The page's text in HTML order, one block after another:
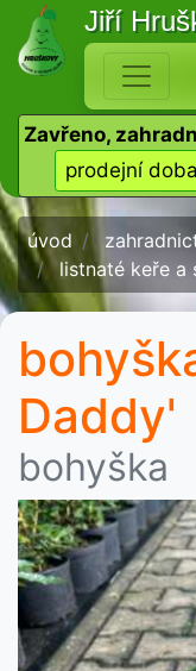
Jiří
Zavřeno,
prodejní doba
úvod
listnaté keře a
Daddy'
bohyška